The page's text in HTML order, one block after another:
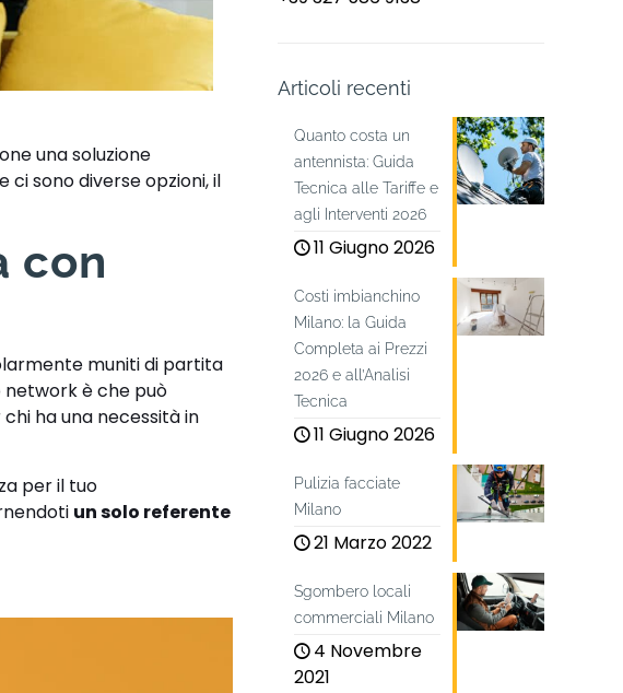
una soluzione
sono diverse opzioni, il
con
muniti di partita
network è che può
ha una necessità in
per il tuo
un solo referente
Articoli recenti
Quanto costa un
antennista: Guida
Tecnica alle Tariffe e
agli Interventi 2026
11 Giugno 2026
Costi imbianchino
Milano: la Guida
Completa ai Prezzi
2026 e all’Analisi
Tecnica
11 Giugno 2026
Pulizia facciate
Milano
21 Marzo 2022
Sgombero locali
commerciali Milano
4 Novembre
2021